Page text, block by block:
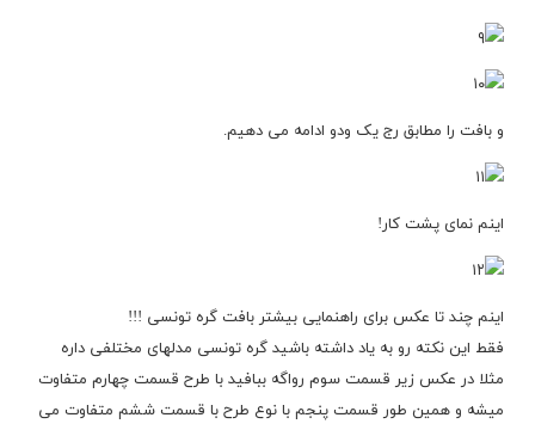
و بافت را مطابق رج یک ودو ادامه می دهیم.
اینم نمای پشت کار!
اینم چند تا عکس برای راهنمایی بیشتر بافت گره تونسی !!!
فقط این نکته رو به یاد داشته باشید گره تونسی مدلهای مختلفی داره
مثلا در عکس زیر قسمت سوم رواگه ببافید با طرح قسمت چهارم متفاوت
میشه و همین طور قسمت پنجم با نوع طرح با قسمت ششم متفاوت می